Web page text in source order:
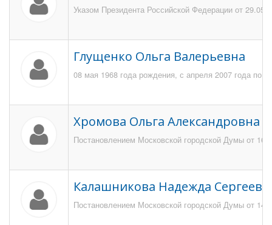
Указом Президента Российской Федерации от
Глущенко Ольга Валерьевна
08 мая 1968 года рождения, с апреля 2007 года по
Хромова Ольга Александровна
Постановлением Московской городской Думы от 16
Калашникова Надежда
Постановлением Московской городской Думы от